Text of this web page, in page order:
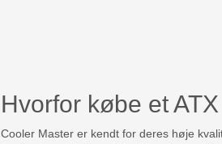
Hvorfor købe et
Cooler Master er kendt for deres høje